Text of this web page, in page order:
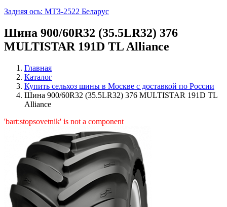
Задняя ось: МТЗ-2522 Беларус
Шина 900/60R32 (35.5LR32) 376
MULTISTAR 191D TL Alliance
Главная
Каталог
Купить сельхоз шины в Москве с доставкой по России
Шина 900/60R32 (35.5LR32) 376 MULTISTAR 191D TL
Alliance
'bart:stopsovetnik' is not a component